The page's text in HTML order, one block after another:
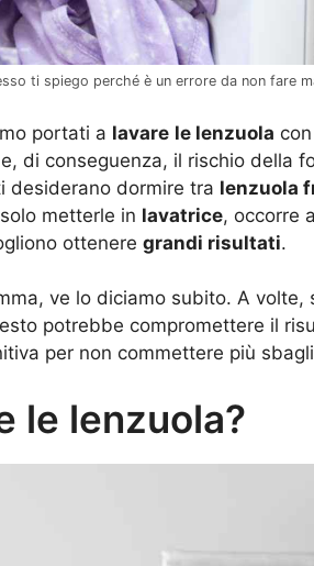
ti spiego perché è un errore da non fare
portati a lavare le lenzuola con
di conseguenza, il rischio della
desiderano dormire tra lenzuola
metterle in lavatrice, occorre
ottenere grandi risultati.
ve lo diciamo subito. A volte,
potrebbe compromettere il
per non commettere più
le lenzuola?